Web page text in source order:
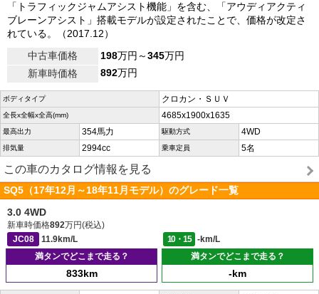
「トラフィックジャムアシスト機能」を含む、「アウディアクティ
ブレーンアシスト」搭載モデルが設定されたことで、価格が改定さ
れている。（2017.12）
中古車価格
198万円～345万円
新車時価格
892万円
ボディタイプ クロカン・ＳＵＶ
全長x全幅x全高(mm) 4685x1900x1635
最高出力 354馬力 駆動方式 4WD
排気量 2994cc 乗車定員 5名
この車のカタログ情報を見る
SQ5（17年12月～18年11月モデル）のグレード一覧
3.0 4WD
新車時価格892万円(税込)
JC08
11.9km/L 10・15
-km/L
満タンでどこまで走る？
833km
満タンでどこまで走る？
-km